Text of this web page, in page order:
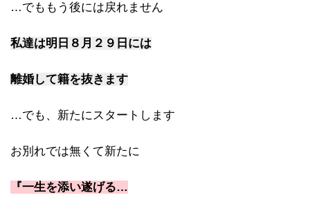
…でももう後には戻れません
私達は明日８月２９日には
離婚して籍を抜きます
…でも、新たにスタートします
お別れでは無くて新たに
『一生を添い遂げる…